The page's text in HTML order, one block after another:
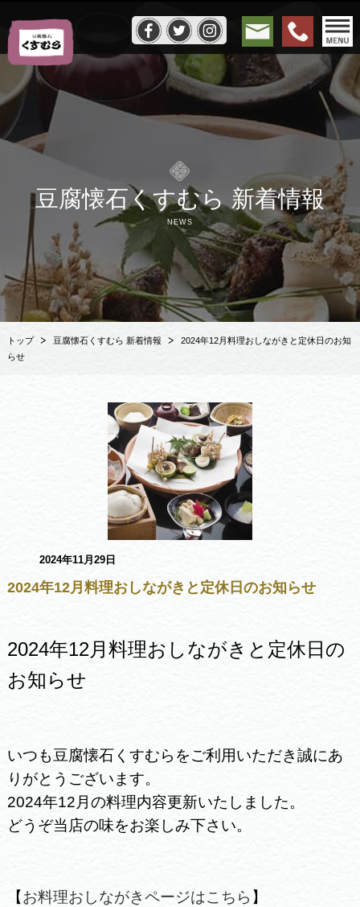
豆腐懐石くすむら 新着情報
NEWS
トップ 豆腐懐石くすむら 新着情報
2024年12月料理おしながきと定休日のお知
らせ
2024年11月29日
2024年12月料理おしながきと定休日のお知らせ
2024年12月料理おしながきと定休日の
お知らせ
いつも豆腐懐石くすむらをご利用いただき誠にあ
りがとうございます。
2024年12月の料理内容更新いたしました。
どうぞ当店の味をお楽しみ下さい。
【お料理おしながきページはこちら 】